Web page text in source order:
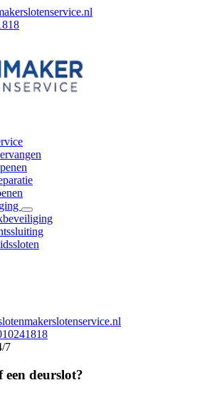
7
een deurslot?